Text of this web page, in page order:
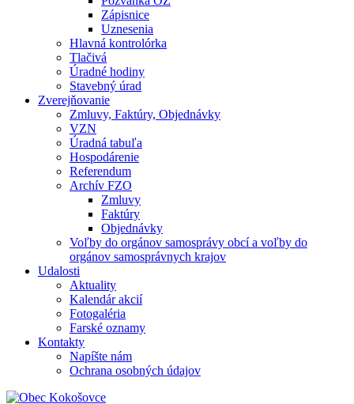
Zápisnice
Uznesenia
Hlavná kontrolórka
Tlačivá
Úradné hodiny
Stavebný úrad
Zverejňovanie
Zmluvy, Faktúry, Objednávky
VZN
Úradná tabuľa
Hospodárenie
Referendum
Archív FZO
Zmluvy
Faktúry
Objednávky
Voľby do orgánov samosprávy obcí a voľby do
orgánov samosprávnych krajov
Udalosti
Aktuality
Kalendár akcií
Fotogaléria
Farské oznamy
Kontakty
Napíšte nám
Ochrana osobných údajov